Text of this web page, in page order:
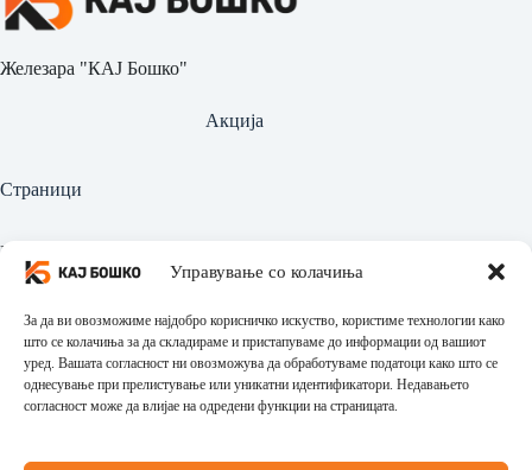
Управување со колачиња
За да ви овозможиме најдобро корисничко искуство, користиме технологии како
што се колачиња за да складираме и пристапуваме до информации од вашиот
уред. Вашата согласност ни овозможува да обработуваме податоци како што се
однесување при прелистување или уникатни идентификатори. Недавањето
согласност може да влијае на одредени функции на страницата.
Железара "КАЈ Бошко"
Акција
Страници
Најава
Производи
Политика за приватност